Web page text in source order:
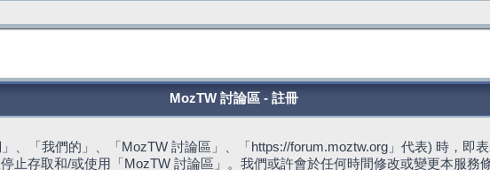
MozTW 討論區 - 註冊
、「我們的」、「MozTW 討論區」、「https://forum.moztw.org」代表) 時，即
止存取和/或使用「MozTW 討論區」。我們或許會於任何時間修改或變更本服務